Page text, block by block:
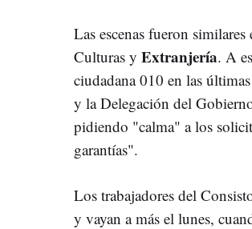
Las escenas fueron
Culturas y Extranjería. A
ciudadana 010 en las
y la Delegación del
pidiendo "calma" a los
garantías".
Los trabajadores del
y vayan a más el lunes,